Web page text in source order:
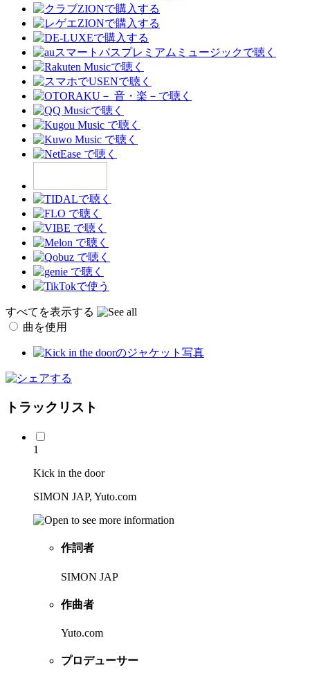
すべてを表示する
曲を使用
トラックリスト
1
Kick in the door
SIMON JAP, Yuto.com
作詞者
SIMON JAP
作曲者
Yuto.com
プロデューサー